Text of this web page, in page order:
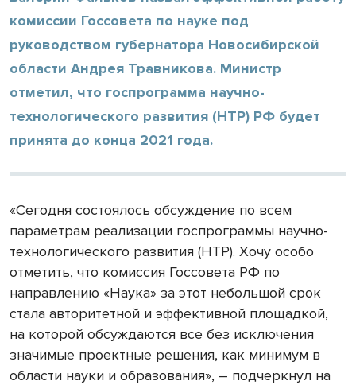
комиссии Госсовета по науке под
руководством губернатора Новосибирской
области Андрея Травникова. Министр
отметил, что госпрограмма научно-
технологического развития (НТР) РФ будет
принята до конца 2021 года.
«Сегодня состоялось обсуждение по всем
параметрам реализации госпрограммы научно-
технологического развития (НТР). Хочу особо
отметить, что комиссия Госсовета РФ по
направлению «Наука» за этот небольшой срок
стала авторитетной и эффективной площадкой,
на которой обсуждаются все без исключения
значимые проектные решения, как минимум в
области науки и образования», – подчеркнул на